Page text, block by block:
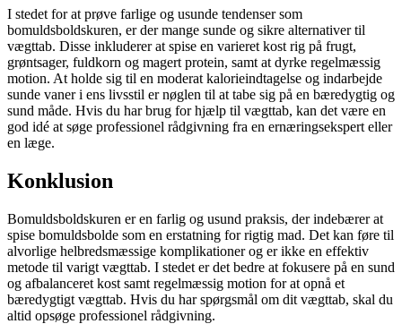
I stedet for at prøve farlige og usunde tendenser som
bomuldsboldskuren, er der mange sunde og sikre alternativer til
vægttab. Disse inkluderer at spise en varieret kost rig på frugt,
grøntsager, fuldkorn og magert protein, samt at dyrke regelmæssig
motion. At holde sig til en moderat kalorieindtagelse og indarbejde
sunde vaner i ens livsstil er nøglen til at tabe sig på en bæredygtig og
sund måde. Hvis du har brug for hjælp til vægttab, kan det være en
god idé at søge professionel rådgivning fra en ernæringsekspert eller
en læge.
Konklusion
Bomuldsboldskuren er en farlig og usund praksis, der indebærer at
spise bomuldsbolde som en erstatning for rigtig mad. Det kan føre til
alvorlige helbredsmæssige komplikationer og er ikke en effektiv
metode til varigt vægttab. I stedet er det bedre at fokusere på en sund
og afbalanceret kost samt regelmæssig motion for at opnå et
bæredygtigt vægttab. Hvis du har spørgsmål om dit vægttab, skal du
altid opsøge professionel rådgivning.